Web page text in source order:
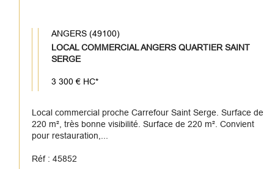
ANGERS (49100)
LOCAL COMMERCIAL ANGERS QUARTIER SAINT
SERGE
3 300 € HC*
Local commercial proche Carrefour Saint Serge. Surface de
220 m², très bonne visibilité. Surface de 220 m². Convient
pour restauration,...
Réf : 45852